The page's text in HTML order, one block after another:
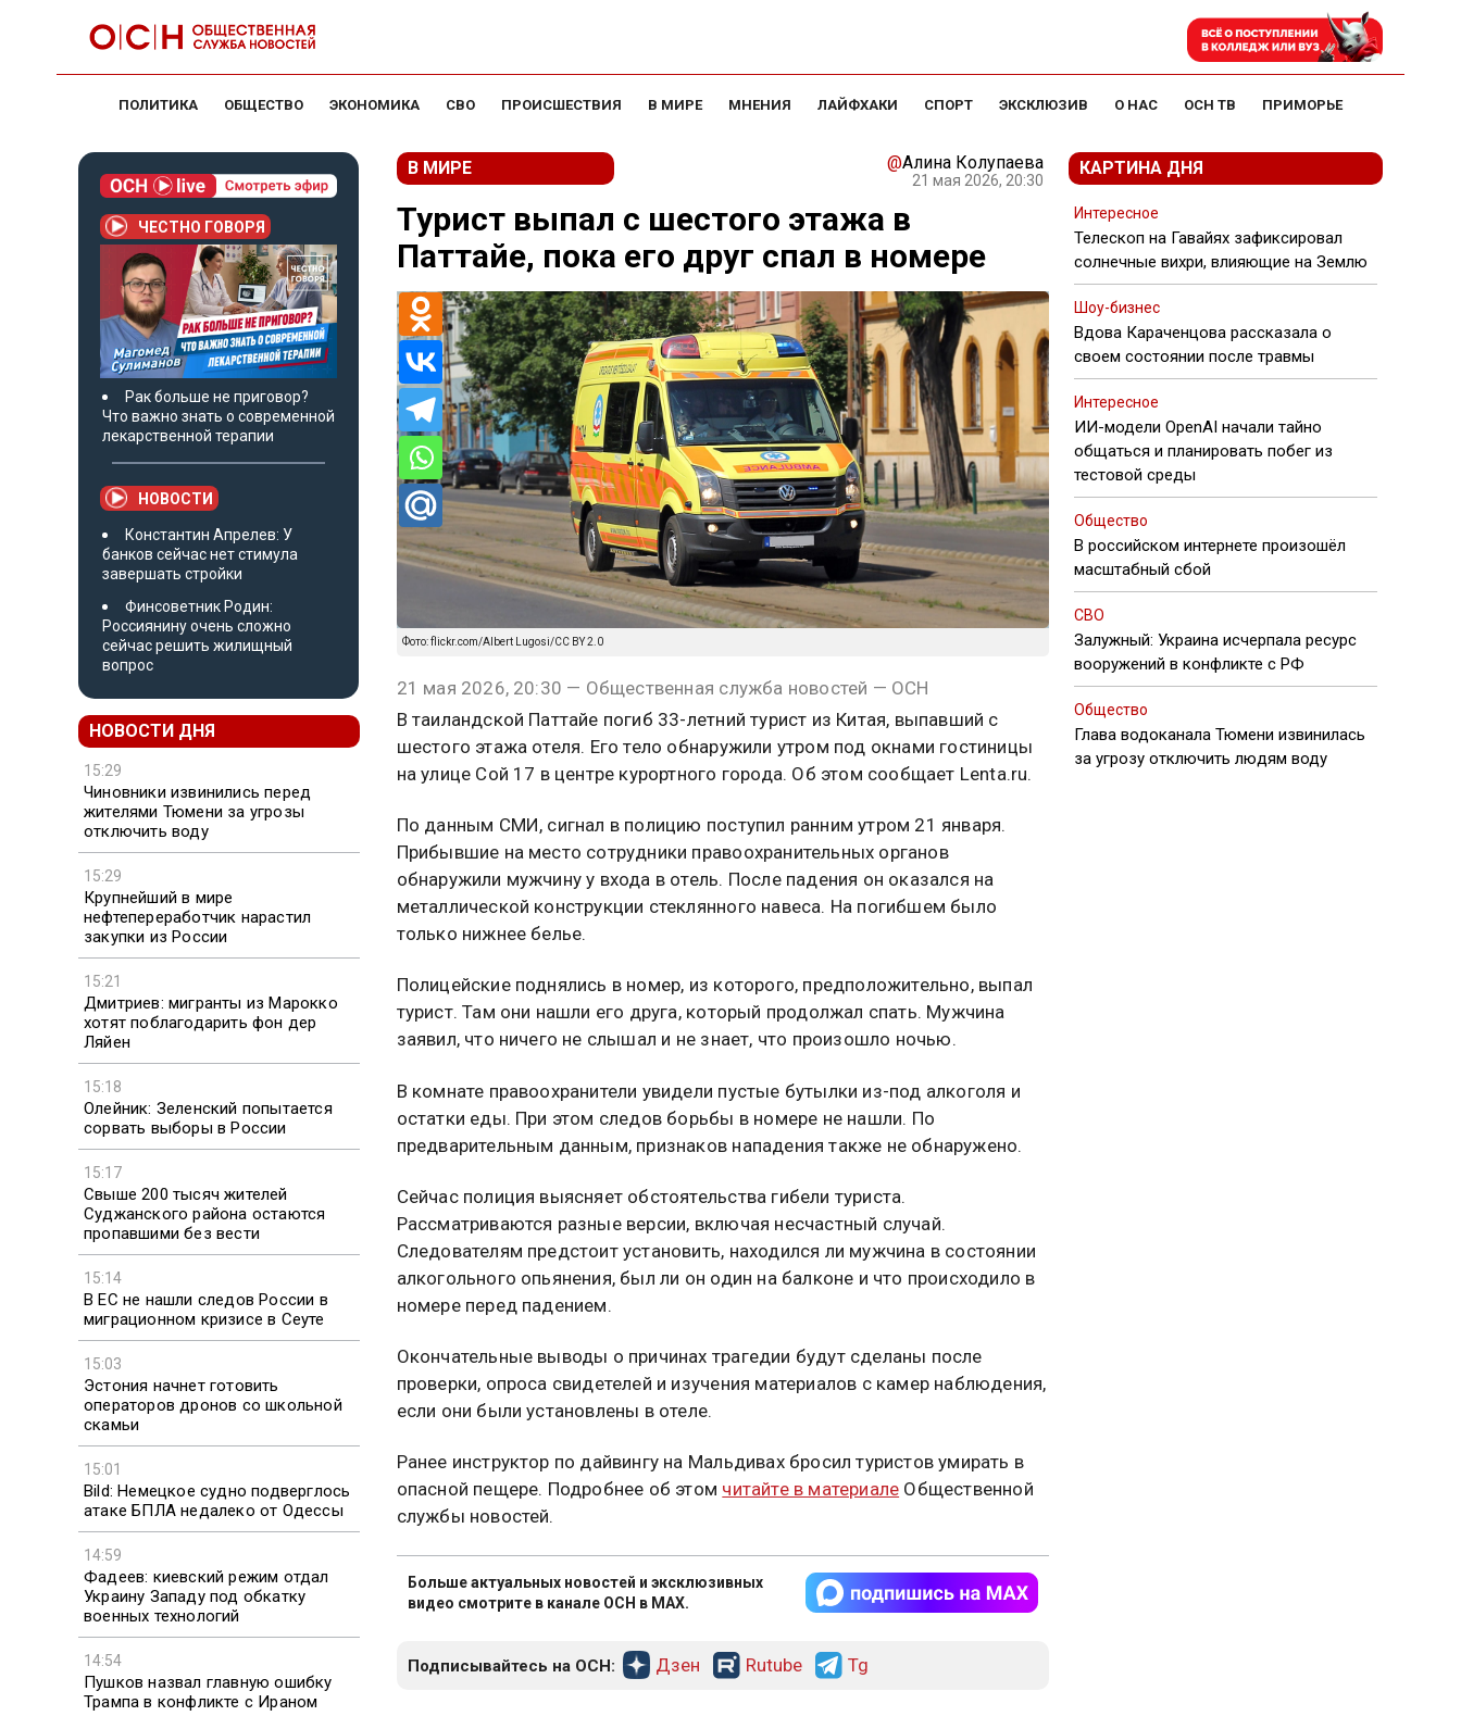
ПОЛИТИКА ОБЩЕСТВО ЭКОНОМИКА СВО ПРОИСШЕСТВИЯ В МИРЕ МНЕНИЯ ЛАЙФХАКИ СПОРТ ЭКСКЛЮЗИВ О НАС ОСН ТВ ПРИМОРЬЕ
ЧЕСТНО ГОВОРЯ
Рак больше не приговор?
Что важно знать о современной
лекарственной терапии
НОВОСТИ
Константин Апрелев: У
банков сейчас нет стимула
завершать стройки
Финсоветник Родин:
Россиянину очень сложно
сейчас решить жилищный
вопрос
НОВОСТИ ДНЯ
15:29
Чиновники извинились перед
жителями Тюмени за угрозы
отключить воду
15:29
Крупнейший в мире
нефтепереработчик нарастил
закупки из России
15:21
Дмитриев: мигранты из Марокко
хотят поблагодарить фон дер
Ляйен
15:18
Олейник: Зеленский попытается
сорвать выборы в России
15:17
Свыше 200 тысяч жителей
Суджанского района остаются
пропавшими без вести
15:14
В ЕС не нашли следов России в
миграционном кризисе в Сеуте
15:03
Эстония начнет готовить
операторов дронов со школьной
скамьи
15:01
Bild: Немецкое судно подверглось
атаке БПЛА недалеко от Одессы
14:59
Фадеев: киевский режим отдал
Украину Западу под обкатку
военных технологий
14:54
Пушков назвал главную ошибку
Трампа в конфликте с Ираном
В МИРЕ @Алина Колупаева
21 мая 2026, 20:30
Турист выпал с шестого этажа в
Паттайе, пока его друг спал в номере
Фото: flickr.com/Albert Lugosi/CC BY 2.0
21 мая 2026, 20:30 — Общественная служба новостей — ОСН
В таиландской Паттайе погиб 33-летний турист из Китая, выпавший с
шестого этажа отеля. Его тело обнаружили утром под окнами гостиницы
на улице Сой 17 в центре курортного города. Об этом сообщает Lenta.ru.
По данным СМИ, сигнал в полицию поступил ранним утром 21 января.
Прибывшие на место сотрудники правоохранительных органов
обнаружили мужчину у входа в отель. После падения он оказался на
металлической конструкции стеклянного навеса. На погибшем было
только нижнее белье.
Полицейские поднялись в номер, из которого, предположительно, выпал
турист. Там они нашли его друга, который продолжал спать. Мужчина
заявил, что ничего не слышал и не знает, что произошло ночью.
В комнате правоохранители увидели пустые бутылки из-под алкоголя и
остатки еды. При этом следов борьбы в номере не нашли. По
предварительным данным, признаков нападения также не обнаружено.
Сейчас полиция выясняет обстоятельства гибели туриста.
Рассматриваются разные версии, включая несчастный случай.
Следователям предстоит установить, находился ли мужчина в состоянии
алкогольного опьянения, был ли он один на балконе и что происходило в
номере перед падением.
Окончательные выводы о причинах трагедии будут сделаны после
проверки, опроса свидетелей и изучения материалов с камер наблюдения,
если они были установлены в отеле.
Ранее инструктор по дайвингу на Мальдивах бросил туристов умирать в
опасной пещере. Подробнее об этом читайте в материале Общественной
службы новостей.
Больше актуальных новостей и эксклюзивных
видео смотрите в канале ОСН в MAX.
Подписывайтесь на ОСН: Дзен Rutube Tg
КАРТИНА ДНЯ
Интересное
Телескоп на Гавайях зафиксировал
солнечные вихри, влияющие на Землю
Шоу-бизнес
Вдова Караченцова рассказала о
своем состоянии после травмы
Интересное
ИИ-модели OpenAI начали тайно
общаться и планировать побег из
тестовой среды
Общество
В российском интернете произошёл
масштабный сбой
СВО
Залужный: Украина исчерпала ресурс
вооружений в конфликте с РФ
Общество
Глава водоканала Тюмени извинилась
за угрозу отключить людям воду